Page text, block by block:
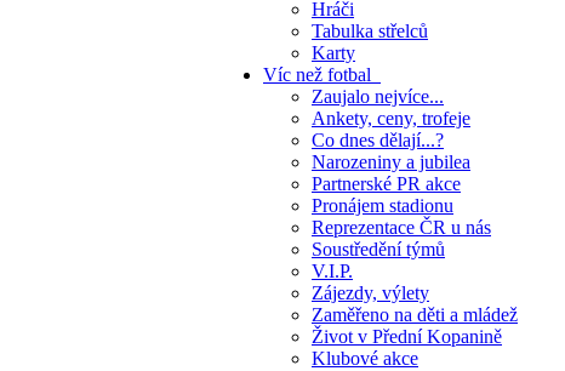
Hráči
Tabulka střelců
Karty
Víc než fotbal
Zaujalo nejvíce...
Ankety, ceny, trofeje
Co dnes dělají...?
Narozeniny a jubilea
Partnerské PR akce
Pronájem stadionu
Reprezentace ČR u nás
Soustředění týmů
V.I.P.
Zájezdy, výlety
Zaměřeno na děti a mládež
Život v Přední Kopanině
Klubové akce